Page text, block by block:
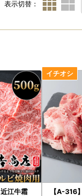
をご覧ください。
たします
送先まで送付してくだ
表示切替：
江牛霜
【A-316